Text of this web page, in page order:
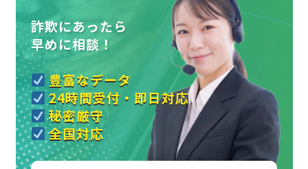
詐欺にあったら
早めに相談！
豊富なデータ
24時間受付・即日対応
秘密厳守
全国対応